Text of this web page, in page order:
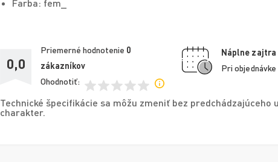
Farba: fem_
0,0
Priemerné hodnotenie 0
zákazníkov
Ohodnotiť:
Náplne zajtra
Pri objednávke
Technické špecifikácie sa môžu zmeniť bez
charakter.